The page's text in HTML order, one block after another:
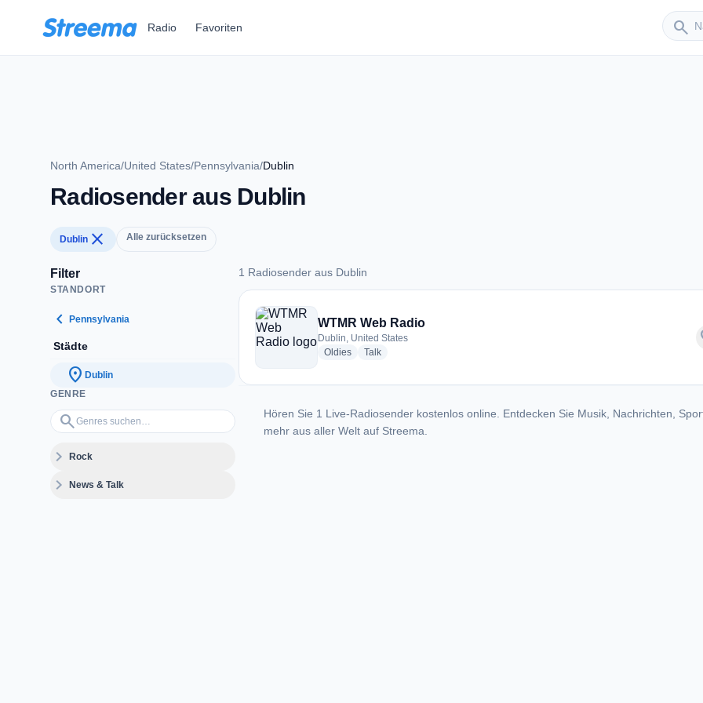
Radio Favoriten search
Sender
North America/United States/Pennsylvania/Dublin
Radiosender aus Dublin
Dublin close Alle zurücksetzen
Filter
STANDORT
chevron_left Pennsylvania
Städte
location_on Dublin
GENRE
search
Genres suchen…
expand_moreRock
expand_moreNews & Talk
1 Radiosender aus Dublin
1 Radiosender aus Dublin
WTMR Web Radio
Dublin, United States
Oldiesradio stations
Talkradio stations
Hören Sie 1 Live-Radiosender kostenlos online. Entdecken Sie Musik, Nachrichten,
mehr aus aller Welt auf Streema.